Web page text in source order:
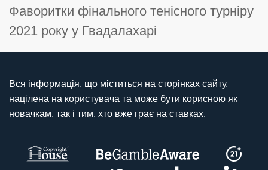
Фаворитки фінального тенісного турніру
2021 року у Гвадалахарі
Вся інформація, що міститься на сторінках сайту,
націлена на користувача та може бути корисною як
новачкам, так і тим, хто вже грає на ставках.